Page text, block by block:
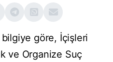
bilgiye göre, İçişleri
ve Organize Suç